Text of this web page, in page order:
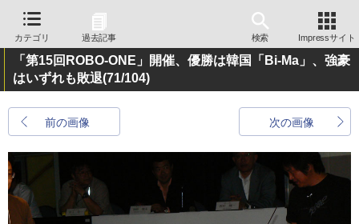
カテゴリ 過去記事 検索 Impressサイト
「第15回ROBO-ONE」開催、優勝は韓国「Bi-Ma」、強豪
はいずれも敗退(71/104)
前の画像 次の画像